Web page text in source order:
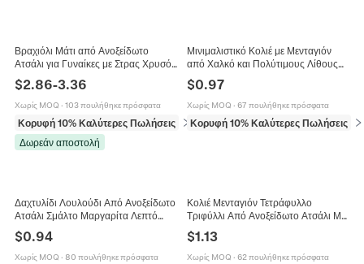
Βραχιόλι Μάτι από Ανοξείδωτο
Ατσάλι για Γυναίκες με Στρας Χρυσό
Αλυσίδα Κοσμήματα
$2.86-3.36
Χωρίς MOQ · 103 πουλήθηκε πρόσφατα
Κορυφή 10% Καλύτερες Πωλήσεις
σε Βραχιόλια
Δωρεάν αποστολή
Μινιμαλιστικό Κολιέ με Μενταγιόν
από Χαλκό και Πολύτιμους Λίθους
Ζιρκόνια Οπάλιο Κολιέ
$0.97
Χωρίς MOQ · 67 πουλήθηκε πρόσφατα
Κορυφή 10% Καλύτερες Πωλήσεις
Δαχτυλίδι Λουλούδι Από Ανοξείδωτο
Ατσάλι Σμάλτο Μαργαρίτα Λεπτό
Ανοιχτό Ρυθμιζόμενο Κοσμήματα
Μόδας Για Γυναίκες
$0.94
Χωρίς MOQ · 80 πουλήθηκε πρόσφατα
Κολιέ Μενταγιόν Τετράφυλλο
Τριφύλλι Από Ανοξείδωτο Ατσάλι Με
Ζιργκόν Κομψό Κόσμημα Ελαφριάς
Πολυτέλειας Για Γυναίκες
$1.13
Χωρίς MOQ · 62 πουλήθηκε πρόσφατα